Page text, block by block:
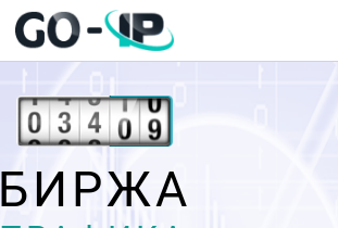
БИРЖА